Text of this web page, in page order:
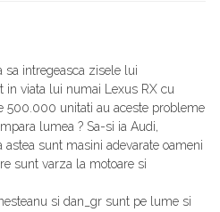
intregeasca zisele lui
in viata lui numai Lexus RX cu
500.000 unitati au aceste probleme
lumea ? Sa-si ia Audi,
astea sunt masini adevarate oameni
sunt varza la motoare si
si dan_gr sunt pe lume si